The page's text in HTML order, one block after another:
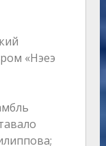
«Hэеэ